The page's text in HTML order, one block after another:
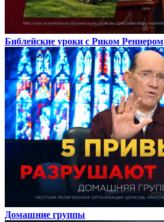
Библейские уроки с Риком Реннером
Домашние группы